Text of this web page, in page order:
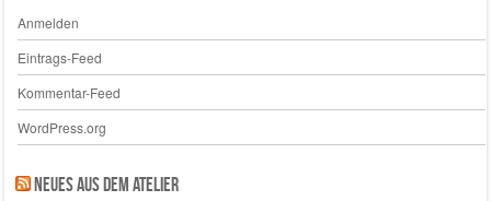
Anmelden
Eintrags-Feed
Kommentar-Feed
WordPress.org
Neues aus dem Atelier